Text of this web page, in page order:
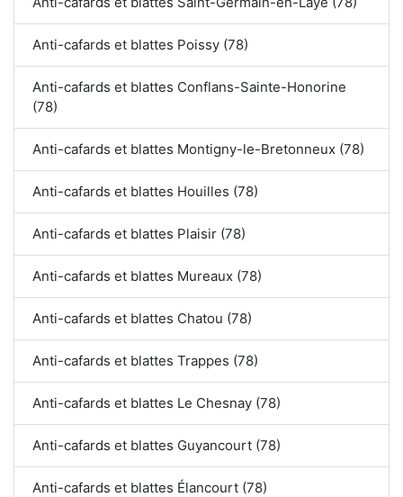
Anti-cafards et blattes Poissy (78)
Anti-cafards et blattes Conflans-Sainte-Honorine
(78)
Anti-cafards et blattes Montigny-le-Bretonneux (78)
Anti-cafards et blattes Houilles (78)
Anti-cafards et blattes Plaisir (78)
Anti-cafards et blattes Mureaux (78)
Anti-cafards et blattes Chatou (78)
Anti-cafards et blattes Trappes (78)
Anti-cafards et blattes Le Chesnay (78)
Anti-cafards et blattes Guyancourt (78)
Anti-cafards et blattes Élancourt (78)